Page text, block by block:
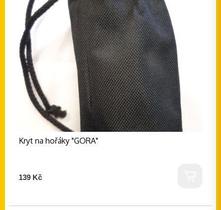
Kryt na hořáky "GORA"
139 Kč